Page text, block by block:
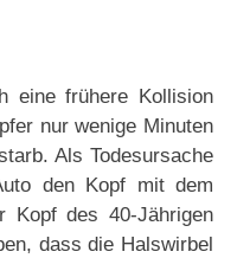
eine frühere Kollision
nur wenige Minuten
Als Todesursache
den Kopf mit dem
Kopf des 40-Jährigen
dass die Halswirbel